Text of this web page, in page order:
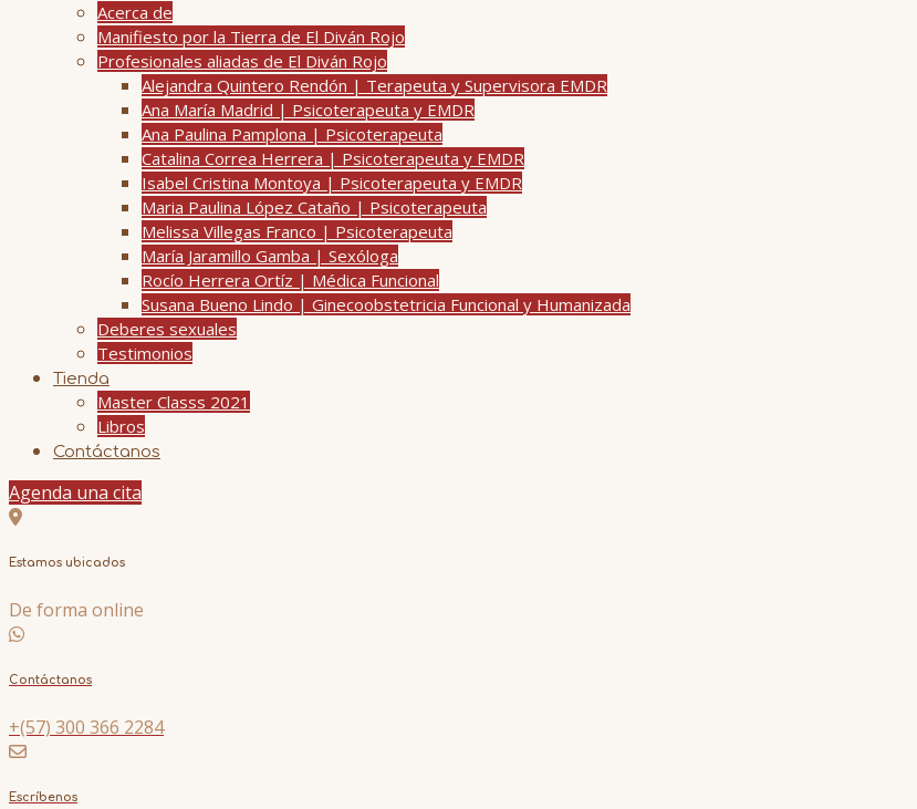
Acerca de
Manifiesto por la Tierra de El Diván Rojo
Profesionales aliadas de El Diván Rojo
Alejandra Quintero Rendón | Terapeuta y Supervisora EMDR
Ana María Madrid | Psicoterapeuta y EMDR
Ana Paulina Pamplona | Psicoterapeuta
Catalina Correa Herrera | Psicoterapeuta y EMDR
Isabel Cristina Montoya | Psicoterapeuta y EMDR
Maria Paulina López Cataño | Psicoterapeuta
Melissa Villegas Franco | Psicoterapeuta
María Jaramillo Gamba | Sexóloga
Rocío Herrera Ortíz | Médica Funcional
Susana Bueno Lindo | Ginecoobstetricia Funcional y Humanizada
Deberes sexuales
Testimonios
Tienda
Master Classs 2021
Libros
Contáctanos
Agenda una cita
Estamos ubicados
De forma online
Contáctanos
+(57) 300 366 2284
Escríbenos